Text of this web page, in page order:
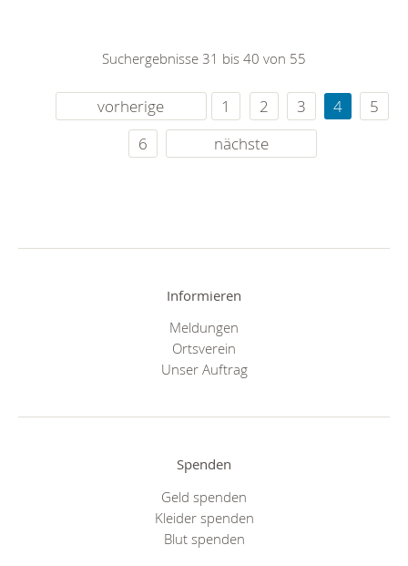
Suchergebnisse 31 bis 40 von 55
vorherige 1 2 3 4
5
6
nächste
Informieren
Meldungen
Ortsverein
Unser Auftrag
Spenden
Geld spenden
Kleider spenden
Blut spenden